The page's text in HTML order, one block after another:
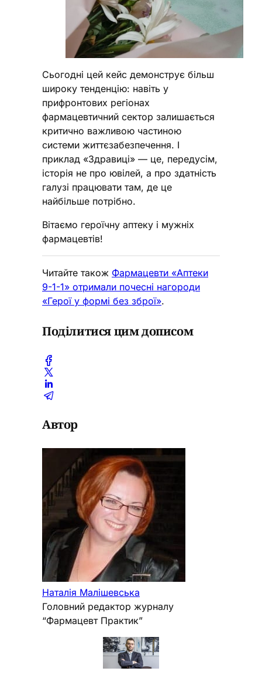
Сьогодні цей кейс демонструє більш
широку тенденцію: навіть у
прифронтових регіонах
фармацевтичний сектор залишається
критично важливою частиною
системи життєзабезпечення. І
приклад «Здравиці» — це, передусім,
історія не про ювілей, а про здатність
галузі працювати там, де це
найбільше потрібно.
Вітаємо героїчну аптеку і мужніх
фармацевтів!
Читайте також Фармацевти «Аптеки
9-1-1» отримали почесні нагороди
«Герої у формі без зброї».
Поділитися цим дописом
Автор
Наталія Малішевська
Головний редактор журналу
“Фармацевт Практик”